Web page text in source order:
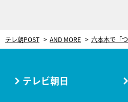
テレ朝POST AND MORE
テレビ朝日